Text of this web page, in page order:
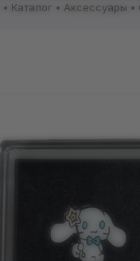
Каталог Аксессуары